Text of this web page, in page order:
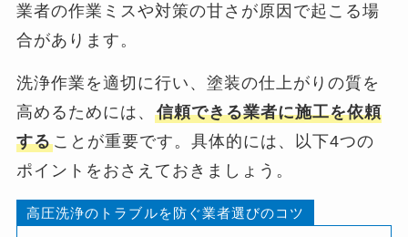
業者の作業ミスや対策の甘さが原因で起こる場
合があります。
洗浄作業を適切に行い、塗装の仕上がりの質を
高めるためには、信頼できる業者に施工を依頼
することが重要です。具体的には、以下4つの
ポイントをおさえておきましょう。
高圧洗浄のトラブルを防ぐ業者選びのコツ